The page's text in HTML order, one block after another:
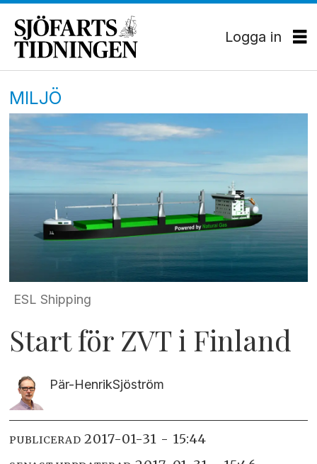
Logga in
MILJÖ
ESL Shipping
Start för ZVT i Finland
Pär-HenrikSjöström
PUBLICERAD 2017-01-31 - 15:44